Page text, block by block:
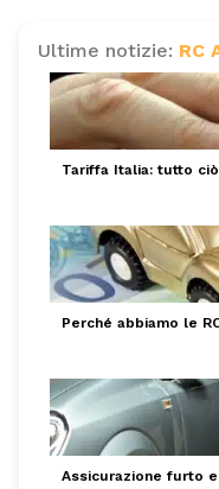
Ultime notizie: RC
Tariffa Italia: tutto
Perché abbiamo le
Assicurazione furto